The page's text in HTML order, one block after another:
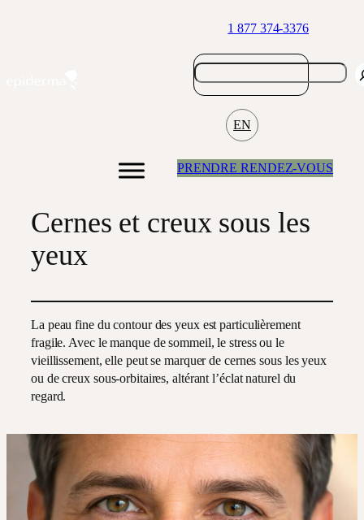
1 877 374-3376
EN
PRENDRE RENDEZ-VOUS
Cernes et creux sous les
yeux
La peau fine du contour des yeux est particulièrement
fragile. Avec le manque de sommeil, le stress ou le
vieillissement, elle peut se marquer de cernes sous les yeux
ou de creux sous-orbitaires, altérant l’éclat naturel du
regard.